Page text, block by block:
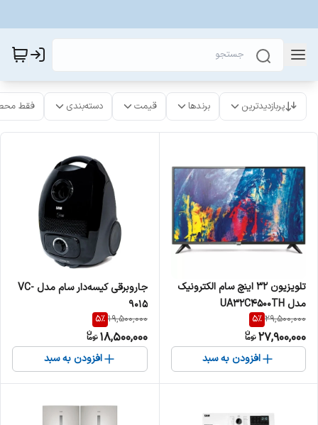
پربازدیدترین برندها قیمت دسته‌بندی فقط
تلویزیون 32 اینچ سام الکترونیک
مدل UA32C4500TH
29,500,000
5%
27,900,000
افزودن به سبد
جاروبرقی کیسه‌‎دار سام مدل VC-
9015
19,500,000
5%
18,500,000
افزودن به سبد